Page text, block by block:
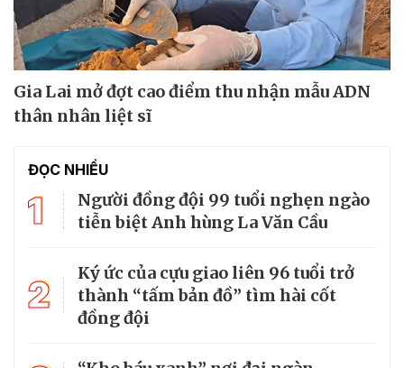
Gia Lai mở đợt cao điểm thu nhận mẫu ADN
thân nhân liệt sĩ
ĐỌC NHIỀU
1
Người đồng đội 99 tuổi nghẹn ngào
tiễn biệt Anh hùng La Văn Cầu
2
Ký ức của cựu giao liên 96 tuổi trở
thành “tấm bản đồ” tìm hài cốt
đồng đội